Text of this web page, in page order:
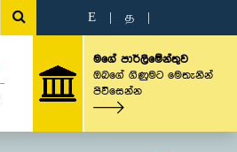
E த
මගේ පාර්ලිමේන්තුව
ඔබගේ ගිණුමට මෙතැනින්
පිවිසෙන්න